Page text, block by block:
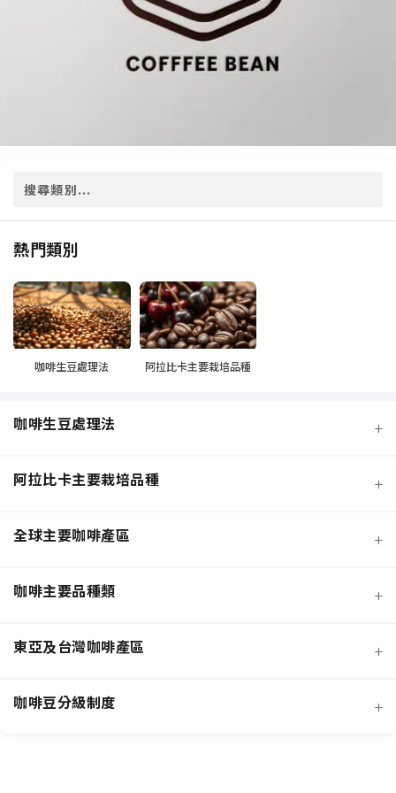
熱門類別
咖啡生豆處理法 阿拉比卡主要栽培品種
咖啡生豆處理法 +
阿拉比卡主要栽培品種 +
全球主要咖啡產區 +
咖啡主要品種類 +
東亞及台灣咖啡產區 +
咖啡豆分級制度 +